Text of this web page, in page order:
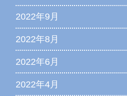
2022年9月
2022年8月
2022年6月
2022年4月